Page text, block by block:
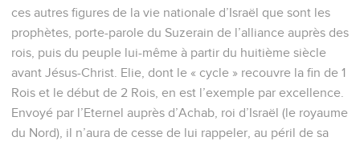
ces autres figures de la vie nationale d’Israël que sont les
prophètes, porte-parole du Suzerain de l’alliance auprès des
rois, puis du peuple lui-même à partir du huitième siècle
avant Jésus-Christ. Elie, dont le « cycle » recouvre la fin de 1
Rois et le début de 2 Rois, en est l’exemple par excellence.
Envoyé par l’Eternel auprès d’Achab, roi d’Israël (le royaume
du Nord), il n’aura de cesse de lui rappeler, au péril de sa